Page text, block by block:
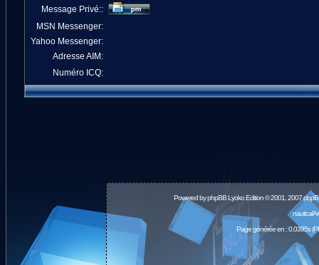
Message Privé::
MSN Messenger:
Yahoo Messenger:
Adresse AIM:
Numéro ICQ:
Powered byphpBBLyoko Edition © 2001, 2007
Page générée en : 0.0395s